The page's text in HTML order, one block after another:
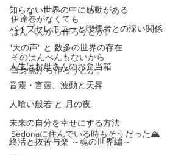
知らない世界の中に感動がある
パイプセレモニーと喫煙者との深い関係
"天の声" と 数多の世界の存在
人生はお母さんのお弁当箱
音靈・言靈、波動と天昇
人喰い般若 と 月の夜
未来の自分を幸せにする方法
終活と抜苦与楽 ～魂の世界編～
伊達巻がなくても
はんぺんから作ろうとか。
そのはんぺんもないから
白身魚から作ろうとか。
Sedonaに住んでいる時もそうだった🏔